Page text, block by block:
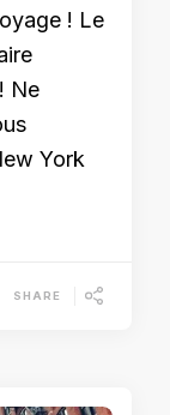
! Le
Ne
York
SHARE